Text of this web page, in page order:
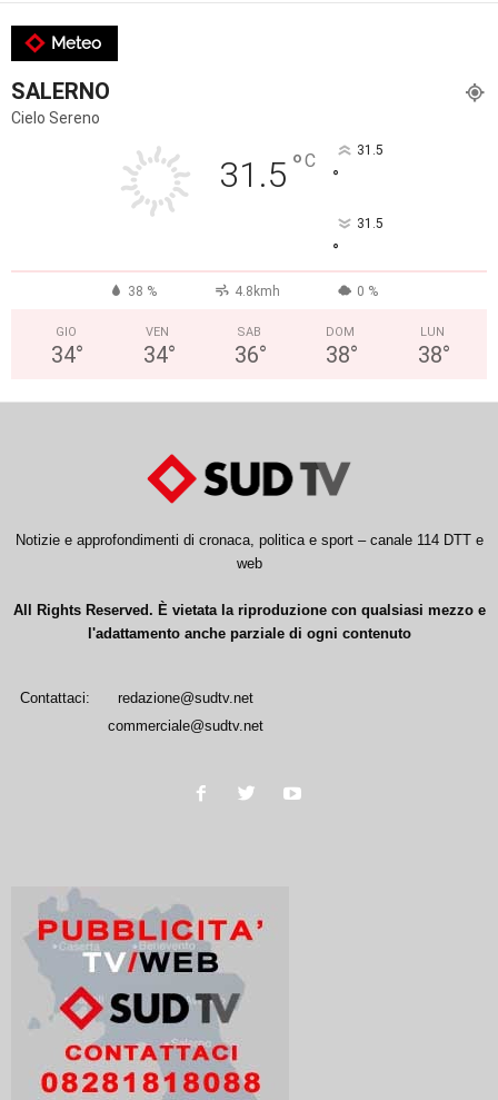
Meteo
SALERNO
Cielo Sereno
31.5 °C 31.5
°
31.5
°
38 % 4.8kmh 0 %
GIO
34°
VEN
34°
SAB
36°
DOM
38°
LUN
38°
Notizie e approfondimenti di cronaca, politica e sport – canale 114 DTT e
web
All Rights Reserved. È vietata la riproduzione con qualsiasi mezzo e
l'adattamento anche parziale di ogni contenuto
Contattaci:
redazione@sudtv.net
commerciale@sudtv.net